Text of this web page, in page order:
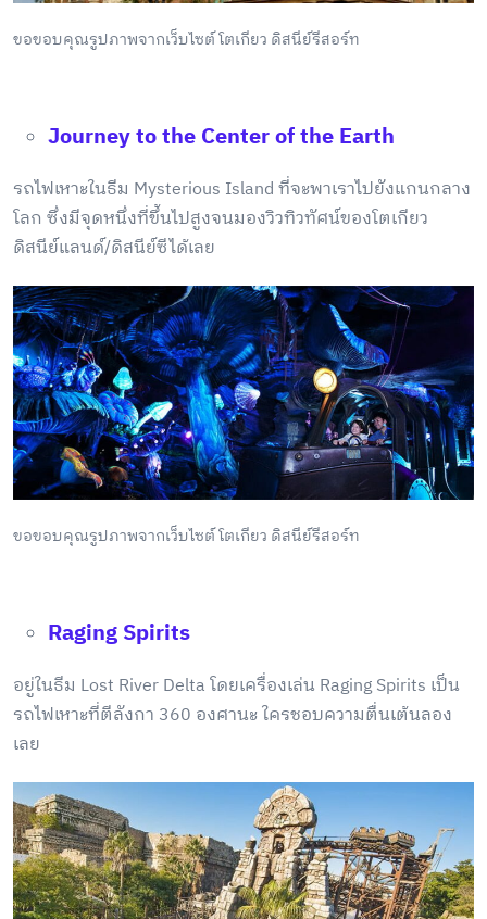
ขอขอบคุณรูปภาพจากเว็บไซต์ โตเกียว ดิสนีย์รีสอร์ท
Journey to the Center of the Earth
รถไฟเหาะในธีม Mysterious Island ที่จะพาเราไปยังแกนกลาง
โลก ซึ่งมีจุดหนึ่งที่ขึ้นไปสูงจนมองวิวทิวทัศน์ของโตเกียว
ดิสนีย์แลนด์/ดิสนีย์ซีได้เลย
ขอขอบคุณรูปภาพจากเว็บไซต์ โตเกียว ดิสนีย์รีสอร์ท
Raging Spirits
อยู่ในธีม Lost River Delta โดยเครื่องเล่น Raging Spirits เป็น
รถไฟเหาะที่ตีลังกา 360 องศานะ ใครชอบความตื่นเต้นลอง
เลย